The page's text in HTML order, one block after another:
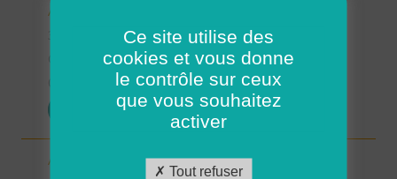
Auxiliaire de vie CASTRIES (H/F)
03/08/2026
POSTULER
Aide à domicile BERANGE (H/F)
Ce site utilise des
cookies et vous donne
le contrôle sur ceux
que vous souhaitez
activer
Tout refuser